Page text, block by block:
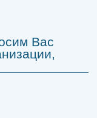
Вас